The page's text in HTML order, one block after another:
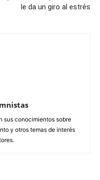
le da un giro al estrés
sus conocimientos sobre
y otros temas de interés